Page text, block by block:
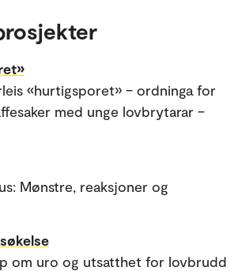
«hurtigsporet» – ordninga for
med unge lovbrytarar –
Mønstre, reaksjoner og
om uro og utsatthet for lovbrudd